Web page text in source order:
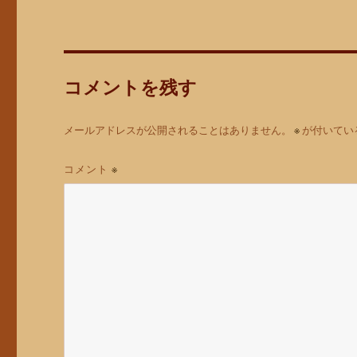
コメントを残す
メールアドレスが公開されることはありません。 ※ が付いて
コメント※